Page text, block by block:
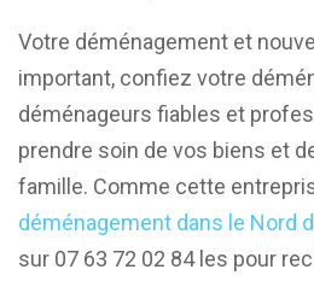
Votre déménagement et
important, confiez votre
déménageurs fiables et
prendre soin de vos biens et
famille. Comme cette
déménagement dans le Nord
sur 07 63 72 02 84 les pour